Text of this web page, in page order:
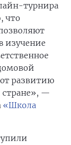
турнира
что
изучение
развитию
стране», —
«Школа